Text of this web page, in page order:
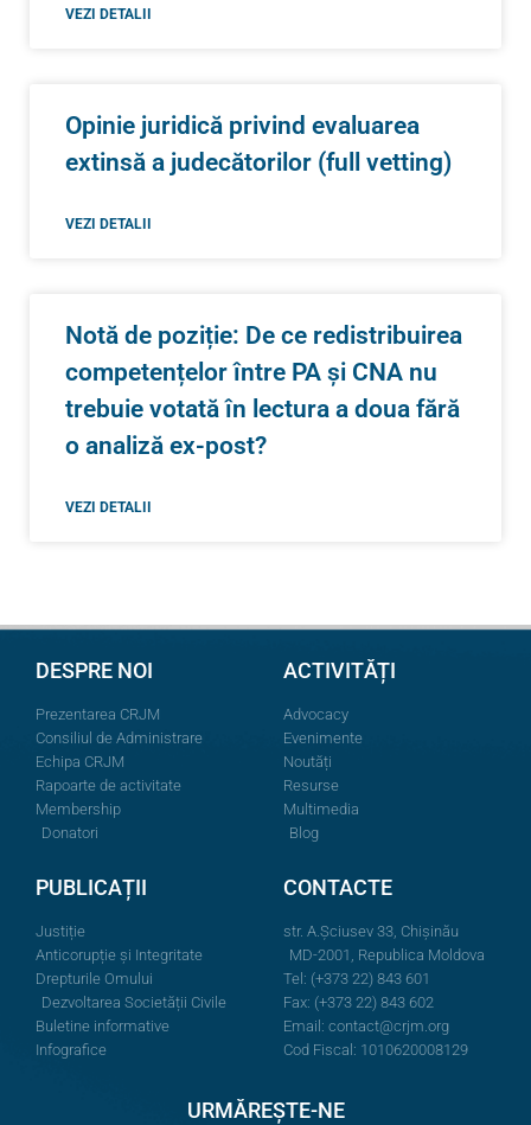
VEZI DETALII
Opinie juridică privind evaluarea
extinsă a judecătorilor (full vetting)
VEZI DETALII
Notă de poziție: De ce redistribuirea
competențelor între PA și CNA nu
trebuie votată în lectura a doua fără
o analiză ex-post?
VEZI DETALII
DESPRE NOI
Prezentarea CRJM
Consiliul de Administrare
Echipa CRJM
Rapoarte de activitate
Membership
Donatori
ACTIVITĂȚI
Advocacy
Evenimente
Noutăți
Resurse
Multimedia
Blog
PUBLICAȚII
Justiție
Anticorupție și Integritate
Drepturile Omului
Dezvoltarea Societății Civile
Buletine informative
Infografice
CONTACTE
str. A.Şciusev 33, Chișinău
MD-2001, Republica Moldova
Tel: (+373 22) 843 601
Fax: (+373 22) 843 602
Email: contact@crjm.org
Cod Fiscal: 1010620008129
URMĂREȘTE-NE